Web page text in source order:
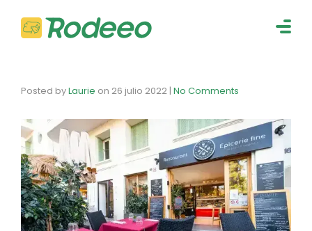
Posted byLaurie on 26 julio 2022 | No Comments